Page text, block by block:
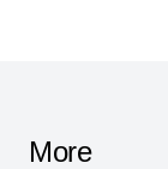
More